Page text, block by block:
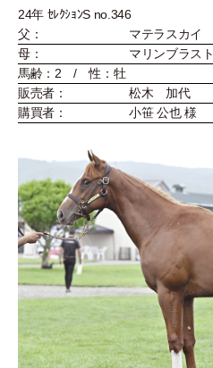
24年 ｾﾚｸｼｮﾝS no.346
父：
マテラスカイ
母：
マリンブラスト
馬齢：2 / 性：牡
販売者：
松木 加代
購買者：
小笹 公也 様